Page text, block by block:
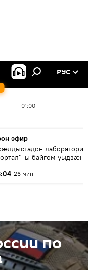
РУС
01:00
эфир
лаборатори
ы байгом уыдзæн
куыстыты равдыст
26 мин
по